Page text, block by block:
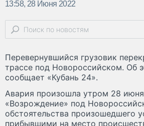
13:58, 28 Июня 2022
Перевернувшийся грузовик
трассе под Новороссийском. Об
сообщает «Кубань 24».
Авария произошла утром 28 июня
«Возрождение» под
обстоятельства произошедшего
прибывшими на место